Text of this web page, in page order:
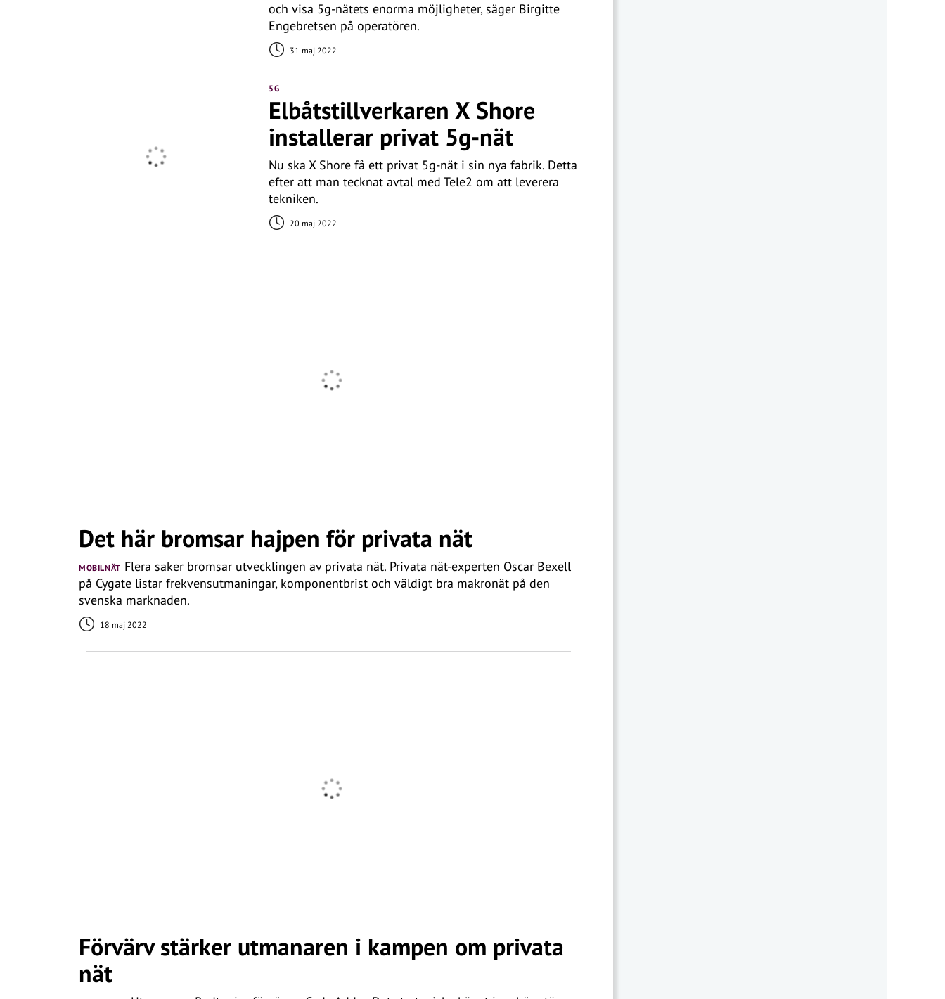
och visa 5g-nätets enorma möjligheter, säger Birgitte
Engebretsen på operatören.
31 maj 2022
5G
Elbåtstillverkaren X Shore
installerar privat 5g-nät
Nu ska X Shore få ett privat 5g-nät i sin nya fabrik. Detta
efter att man tecknat avtal med Tele2 om att leverera
tekniken.
20 maj 2022
Det här bromsar hajpen för privata nät
MOBILNÄT Flera saker bromsar utvecklingen av privata nät. Privata nät-experten Oscar Bexell
på Cygate listar frekvensutmaningar, komponentbrist och väldigt bra makronät på den
svenska marknaden.
18 maj 2022
Förvärv stärker utmanaren i kampen om privata
nät